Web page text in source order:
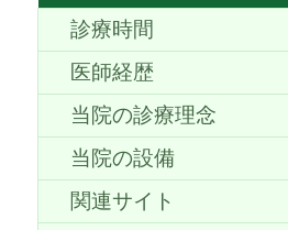
診療時間
医師経歴
当院の診療理念
当院の設備
関連サイト